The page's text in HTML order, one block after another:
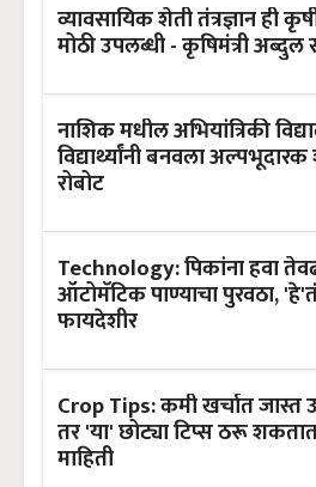
व्यावसायिक शेती तंत्रज्ञान ही
मोठी उपलब्धी - कृषिमंत्री अब्दुल
नाशिक मधील अभियांत्रिकी
विद्यार्थ्यांनी बनवला
रोबोट
Technology: पिकांना हवा
ऑटोमॅटिक पाण्याचा पुरवठा,
फायदेशीर
Crop Tips: कमी खर्चात जास्त
तर 'या' छोट्या टिप्स ठरू
माहिती